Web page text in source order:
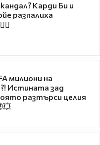
Карди Би и
разпалиха
милиони на
Истината зад
разтърси целия